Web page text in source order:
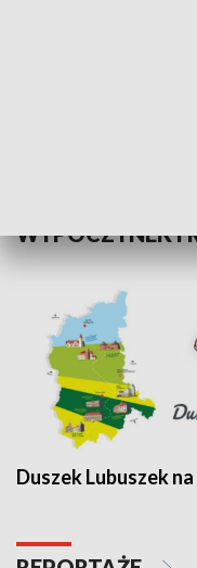
WYPOCZYNEK I
Duszek Lubuszek